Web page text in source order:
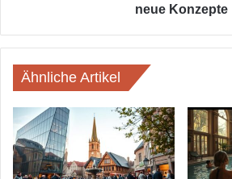
neue Konzepte
Ähnliche Artikel